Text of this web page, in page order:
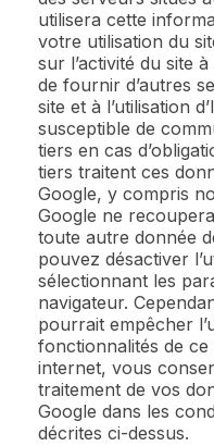
utilisera cette
votre utilisation du
sur l’activité du site
de fournir d’autres
site et à l’utilisation
susceptible de
tiers en cas
tiers traitent ces
Google, y compris
Google ne
toute autre donnée
pouvez désactiver
sélectionnant les
navigateur.
pourrait empêcher
fonctionnalités de ce
internet, vous
traitement de vos
Google dans les
décrites ci-dessus.